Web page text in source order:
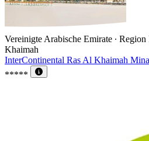
Vereinigte Arabische Emirate ∙
Khaimah
InterContinental Ras Al Khaimah
*****